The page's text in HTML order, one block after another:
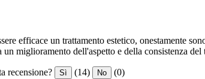
efficace un trattamento estetico, onestamente
miglioramento dell'aspetto e della consistenza
recensione? Sì (14) No (0)